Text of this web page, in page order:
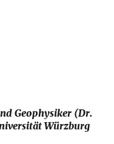
Geophysiker (Dr.
Würzburg